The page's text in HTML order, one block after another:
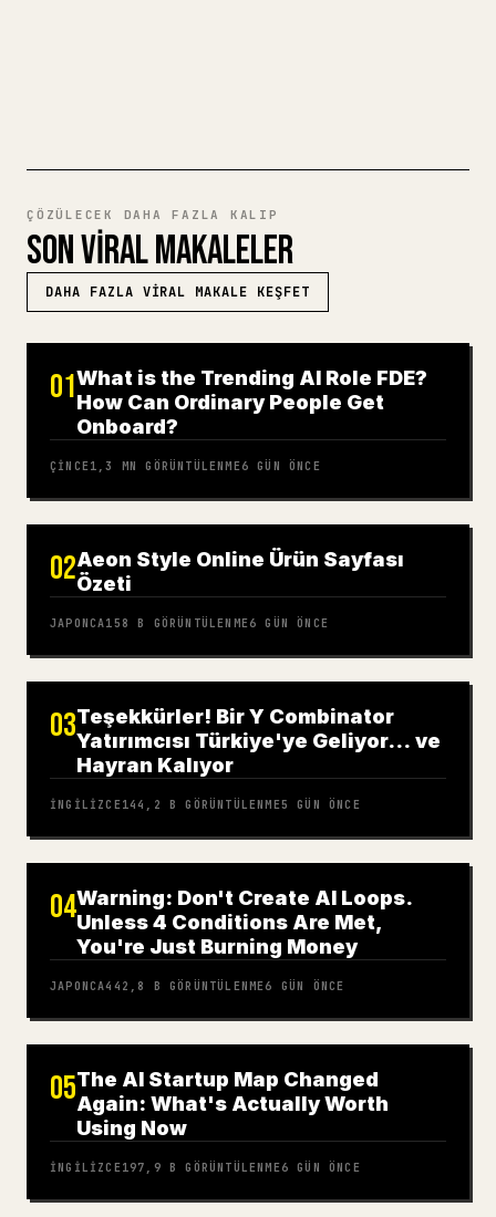
ÇÖZÜLECEK DAHA FAZLA KALIP
SON VIRAL MAKALELER
DAHA FAZLA VIRAL MAKALE KEŞFET
01What is the Trending AI Role FDE?
How Can Ordinary People Get
Onboard?
ÇINCE 1,3 MN GÖRÜNTÜLENME 6 GÜN ÖNCE
02Aeon Style Online Ürün Sayfası
Özeti
JAPONCA158 B GÖRÜNTÜLENME 6 GÜN ÖNCE
03Teşekkürler! Bir Y Combinator
Yatırımcısı Türkiye'ye Geliyor… ve
Hayran Kalıyor
İNGILIZCE 144,2 B GÖRÜNTÜLENME5 GÜN ÖNCE
04Warning: Don't Create AI Loops.
Unless 4 Conditions Are Met,
You're Just Burning Money
JAPONCA442,8 B GÖRÜNTÜLENME 6 GÜN ÖNCE
05The AI Startup Map Changed
Again: What's Actually Worth
Using Now
İNGILIZCE 197,9 B GÖRÜNTÜLENME 6 GÜN ÖNCE